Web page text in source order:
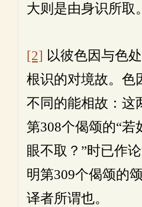
大则是由身识所取。
[2] 以彼色因与色
根识的对境故。色
不同的能相故：这
第308个偈颂的“若
眼不取？”时已作
明第309个偈颂的
译者所谓也。